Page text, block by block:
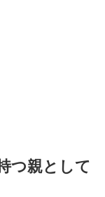
つ親として